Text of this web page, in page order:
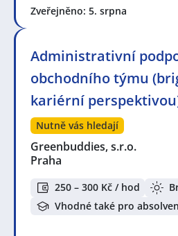
Zveřejněno: 5. srpna
Administrativní
obchodního týmu
kariérní
Nutně vás hledají
Greenbuddies, s.r.o.
Praha
250 – 300 Kč / hod
Vhodné také pro